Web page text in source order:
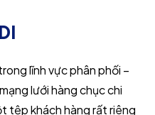
lĩnh vực phân phối –
lưới hàng chục chi
tệp khách hàng rất riêng